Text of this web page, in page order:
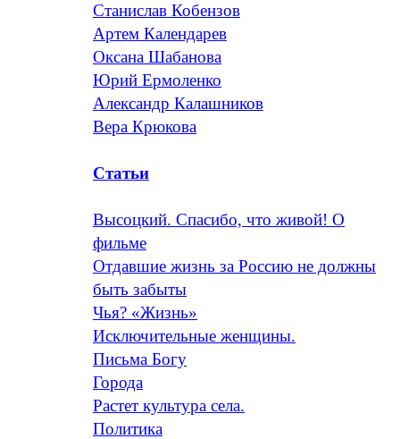
Станислав Кобензов
Артем Календарев
Оксана Шабанова
Юрий Ермоленко
Александр Калашников
Вера Крюкова
Статьи
Высоцкий. Спасибо, что живой! О
фильме
Отдавшие жизнь за Россию не должны
быть забыты
Чья? «Жизнь»
Исключительные женщины.
Письма Богу
Города
Растет культура села.
Политика